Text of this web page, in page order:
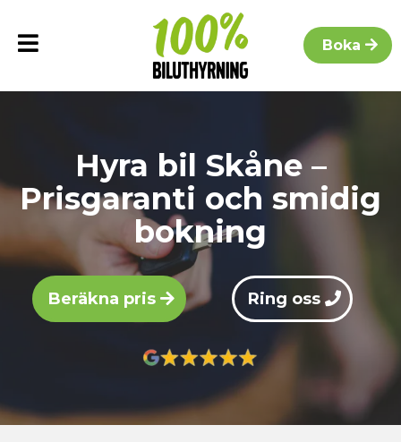
Boka
Hyra bil Skåne –
Prisgaranti och smidig
bokning
Beräkna pris Ring oss